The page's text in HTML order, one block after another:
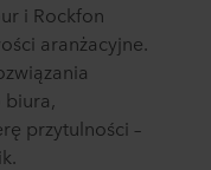
i Rockfon
aranżacyjne.
biura,
przytulności –